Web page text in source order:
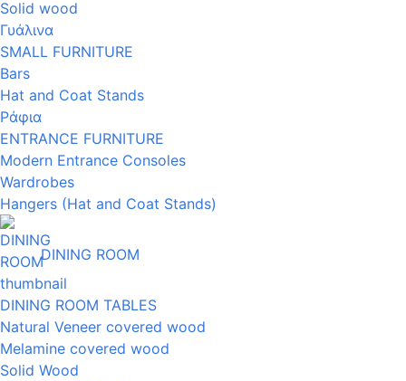
Solid wood
Γυάλινα
SMALL FURNITURE
Bars
Hat and Coat Stands
Ράφια
ENTRANCE FURNITURE
Modern Entrance Consoles
Wardrobes
Hangers (Hat and Coat Stands)
DINING ROOM
DINING ROOM TABLES
Natural Veneer covered wood
Melamine covered wood
Solid Wood